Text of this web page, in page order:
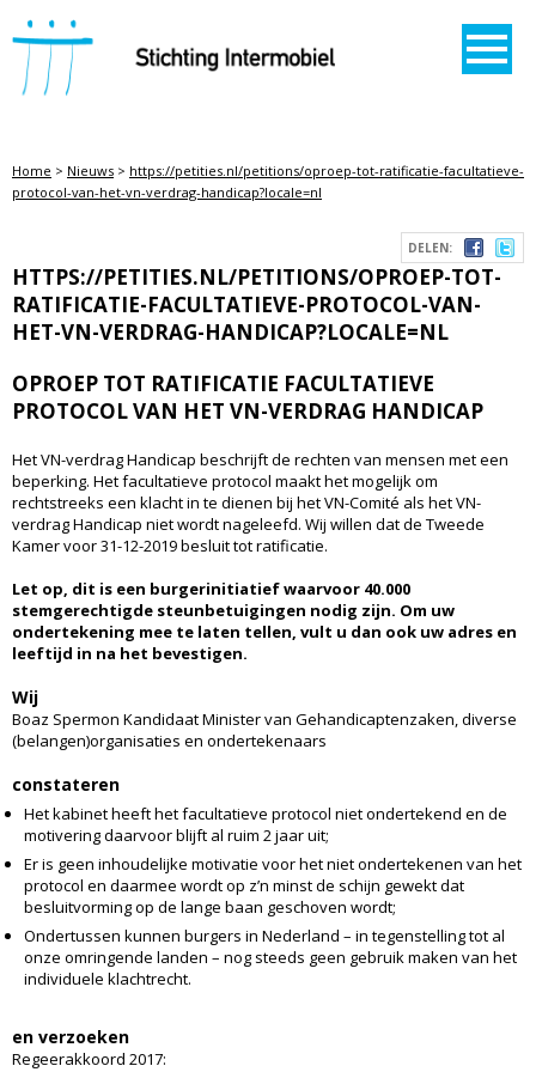
STICHTING INTERMOBIEL
Home > Nieuws > https://petities.nl/petitions/oproep-tot-ratificatie-facultatieve-
protocol-van-het-vn-verdrag-handicap?locale=nl
DELEN:
HTTPS://PETITIES.NL/PETITIONS/OPROEP-TOT-
RATIFICATIE-FACULTATIEVE-PROTOCOL-VAN-
HET-VN-VERDRAG-HANDICAP?LOCALE=NL
OPROEP TOT RATIFICATIE FACULTATIEVE
PROTOCOL VAN HET VN-VERDRAG HANDICAP
Het VN-verdrag Handicap beschrijft de rechten van mensen met een
beperking. Het facultatieve protocol maakt het mogelijk om
rechtstreeks een klacht in te dienen bij het VN-Comité als het VN-
verdrag Handicap niet wordt nageleefd. Wij willen dat de Tweede
Kamer voor 31-12-2019 besluit tot ratificatie.
Let op, dit is een burgerinitiatief waarvoor 40.000
stemgerechtigde steunbetuigingen nodig zijn. Om uw
ondertekening mee te laten tellen, vult u dan ook uw adres en
leeftijd in na het bevestigen.
Wij
Boaz Spermon Kandidaat Minister van Gehandicaptenzaken, diverse
(belangen)organisaties en ondertekenaars
constateren
Het kabinet heeft het facultatieve protocol niet ondertekend en de
motivering daarvoor blijft al ruim 2 jaar uit;
Er is geen inhoudelijke motivatie voor het niet ondertekenen van het
protocol en daarmee wordt op z’n minst de schijn gewekt dat
besluitvorming op de lange baan geschoven wordt;
Ondertussen kunnen burgers in Nederland – in tegenstelling tot al
onze omringende landen – nog steeds geen gebruik maken van het
individuele klachtrecht.
en verzoeken
Regeerakkoord 2017: